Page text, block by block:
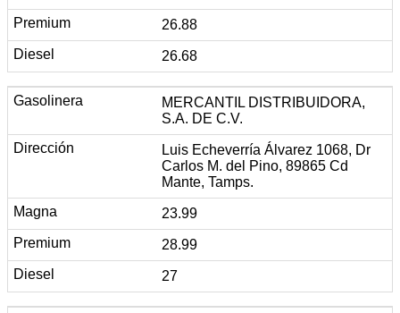
26.88
26.68
MERCANTIL DISTRIBUIDORA,
S.A. DE C.V.
Luis Echeverría Álvarez 1068, Dr
Carlos M. del Pino, 89865 Cd
Mante, Tamps.
23.99
28.99
27